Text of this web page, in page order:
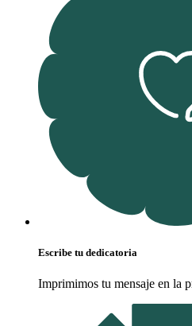
Escribe tu dedicatoria
Imprimimos tu mensaje en la